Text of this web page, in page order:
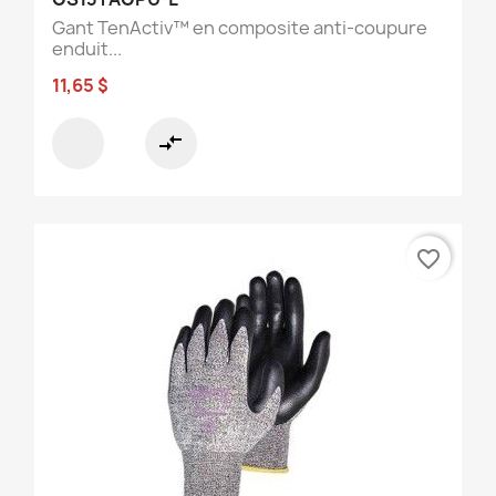
Gant TenActiv™ en composite anti-coupure
enduit...
11,65 $
compare_arrows
favorite_border